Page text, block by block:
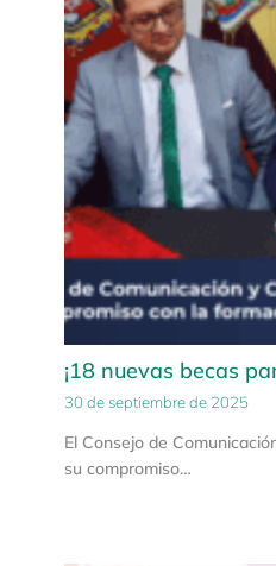
¡18 nuevas becas
30 de septiembre de 2025
El Consejo de
su compromiso…